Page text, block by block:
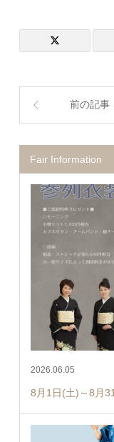
前の記事
Fair Information
2026.06.05
8月1日(土)～8月